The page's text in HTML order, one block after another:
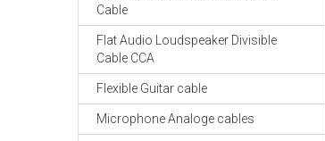
Cable
Flat Audio Loudspeaker Divisible
Cable CCA
Flexible Guitar cable
Microphone Analoge cables